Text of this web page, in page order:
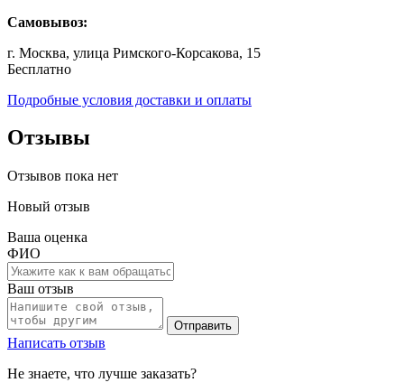
Самовывоз:
г. Москва, улица Римского-Корсакова, 15
Бесплатно
Подробные условия доставки и оплаты
Отзывы
Отзывов пока нет
Новый отзыв
Ваша оценка
ФИО
Ваш отзыв
Отправить
Написать отзыв
Не знаете, что лучше заказать?